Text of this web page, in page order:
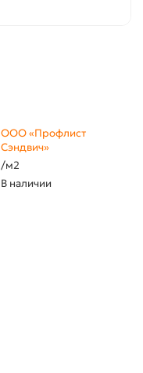
ООО «Профлист
Сэндвич»
/м2
В наличии